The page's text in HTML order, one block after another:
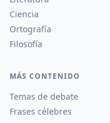
Ciencia
Ortografía
Filosofía
MÁS CONTENIDO
Temas de debate
Frases célebres